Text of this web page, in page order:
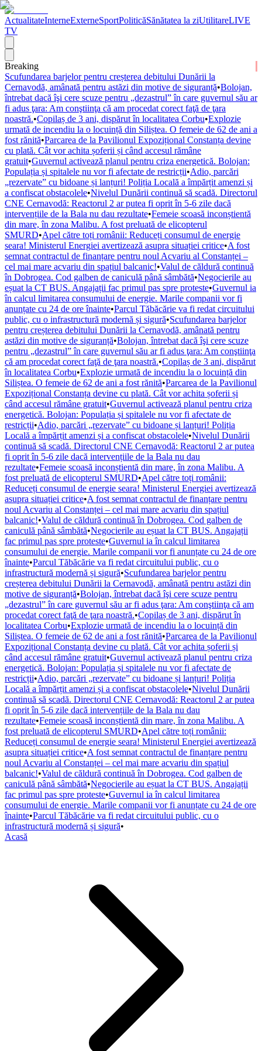
ActualitateInterneExterneSportPoliticăSănătatea la ziUtilitareLIVE
TV
Breaking
Scufundarea barjelor pentru creșterea debitului Dunării la
Cernavodă, amânată pentru astăzi din motive de siguranță•Bolojan,
întrebat dacă îşi cere scuze pentru „dezastrul” în care guvernul său ar
fi adus ţara: Am conştiinţa că am procedat corect faţă de ţara
noastră.•Copilaș de 3 ani, dispărut în localitatea Corbu•Explozie
urmată de incendiu la o locuință din Siliștea. O femeie de 62 de ani a
fost rănită•Parcarea de la Pavilionul Expozițional Constanța devine
cu plată. Cât vor achita șoferii și când accesul rămâne
gratuit•Guvernul activează planul pentru criza energetică. Bolojan:
Populația și spitalele nu vor fi afectate de restricții•Adio, parcări
„rezervate” cu bidoane și lanțuri! Poliția Locală a împărțit amenzi și
a confiscat obstacolele•Nivelul Dunării continuă să scadă. Directorul
CNE Cernavodă: Reactorul 2 ar putea fi oprit în 5-6 zile dacă
intervențiile de la Bala nu dau rezultate•Femeie scoasă inconștientă
din mare, în zona Malibu. A fost preluată de elicopterul
SMURD•Apel către toți românii: Reduceți consumul de energie
seara! Ministerul Energiei avertizează asupra situației critice•A fost
semnat contractul de finanțare pentru noul Acvariu al Constanței –
cel mai mare acvariu din spațiul balcanic!•Valul de căldură continuă
în Dobrogea. Cod galben de caniculă până sâmbătă•Negocierile au
eșuat la CT BUS. Angajații fac primul pas spre proteste•Guvernul ia
în calcul limitarea consumului de energie. Marile companii vor fi
anunțate cu 24 de ore înainte•Parcul Tăbăcărie va fi redat circuitului
public, cu o infrastructură modernă și sigură•Scufundarea barjelor
pentru creșterea debitului Dunării la Cernavodă, amânată pentru
astăzi din motive de siguranță•Bolojan, întrebat dacă îşi cere scuze
pentru „dezastrul” în care guvernul său ar fi adus ţara: Am conştiinţa
că am procedat corect faţă de ţara noastră.•Copilaș de 3 ani, dispărut
în localitatea Corbu•Explozie urmată de incendiu la o locuință din
Siliștea. O femeie de 62 de ani a fost rănită•Parcarea de la Pavilionul
Expozițional Constanța devine cu plată. Cât vor achita șoferii și
când accesul rămâne gratuit•Guvernul activează planul pentru criza
energetică. Bolojan: Populația și spitalele nu vor fi afectate de
restricții•Adio, parcări „rezervate” cu bidoane și lanțuri! Poliția
Locală a împărțit amenzi și a confiscat obstacolele•Nivelul Dunării
continuă să scadă. Directorul CNE Cernavodă: Reactorul 2 ar putea
fi oprit în 5-6 zile dacă intervențiile de la Bala nu dau
rezultate•Femeie scoasă inconștientă din mare, în zona Malibu. A
fost preluată de elicopterul SMURD•Apel către toți românii:
Reduceți consumul de energie seara! Ministerul Energiei avertizează
asupra situației critice•A fost semnat contractul de finanțare pentru
noul Acvariu al Constanței – cel mai mare acvariu din spațiul
balcanic!•Valul de căldură continuă în Dobrogea. Cod galben de
caniculă până sâmbătă•Negocierile au eșuat la CT BUS. Angajații
fac primul pas spre proteste•Guvernul ia în calcul limitarea
consumului de energie. Marile companii vor fi anunțate cu 24 de ore
înainte•Parcul Tăbăcărie va fi redat circuitului public, cu o
infrastructură modernă și sigură•Scufundarea barjelor pentru
creșterea debitului Dunării la Cernavodă, amânată pentru astăzi din
motive de siguranță•Bolojan, întrebat dacă îşi cere scuze pentru
„dezastrul” în care guvernul său ar fi adus ţara: Am conştiinţa că am
procedat corect faţă de ţara noastră.•Copilaș de 3 ani, dispărut în
localitatea Corbu•Explozie urmată de incendiu la o locuință din
Siliștea. O femeie de 62 de ani a fost rănită•Parcarea de la Pavilionul
Expozițional Constanța devine cu plată. Cât vor achita șoferii și
când accesul rămâne gratuit•Guvernul activează planul pentru criza
energetică. Bolojan: Populația și spitalele nu vor fi afectate de
restricții•Adio, parcări „rezervate” cu bidoane și lanțuri! Poliția
Locală a împărțit amenzi și a confiscat obstacolele•Nivelul Dunării
continuă să scadă. Directorul CNE Cernavodă: Reactorul 2 ar putea
fi oprit în 5-6 zile dacă intervențiile de la Bala nu dau
rezultate•Femeie scoasă inconștientă din mare, în zona Malibu. A
fost preluată de elicopterul SMURD•Apel către toți românii:
Reduceți consumul de energie seara! Ministerul Energiei avertizează
asupra situației critice•A fost semnat contractul de finanțare pentru
noul Acvariu al Constanței – cel mai mare acvariu din spațiul
balcanic!•Valul de căldură continuă în Dobrogea. Cod galben de
caniculă până sâmbătă•Negocierile au eșuat la CT BUS. Angajații
fac primul pas spre proteste•Guvernul ia în calcul limitarea
consumului de energie. Marile companii vor fi anunțate cu 24 de ore
înainte•Parcul Tăbăcărie va fi redat circuitului public, cu o
infrastructură modernă și sigură•
Acasă